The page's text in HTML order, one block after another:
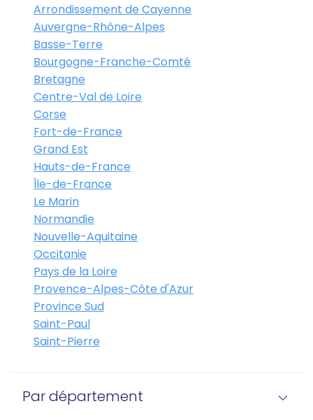
Arrondissement de Cayenne
Auvergne-Rhône-Alpes
Basse-Terre
Bourgogne-Franche-Comté
Bretagne
Centre-Val de Loire
Corse
Fort-de-France
Grand Est
Hauts-de-France
Île-de-France
Le Marin
Normandie
Nouvelle-Aquitaine
Occitanie
Pays de la Loire
Provence-Alpes-Côte d'Azur
Province Sud
Saint-Paul
Saint-Pierre
Par département